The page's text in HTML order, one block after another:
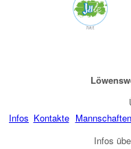
Infos Kontakte Mannschaften
Infos